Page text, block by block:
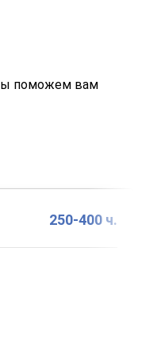
поможем вам
250-400 ч.